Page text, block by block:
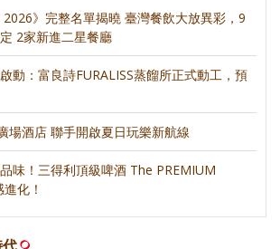
2026》完整名單揭曉 臺灣餐飲大放異彩，9
2家新進二星餐廳
動：富良詩FURALISS蒸餾所正式動工，預
場酒店 聯手開啟夏日玩樂新航線
味！三得利頂級啤酒 The PREMIUM
化！
代